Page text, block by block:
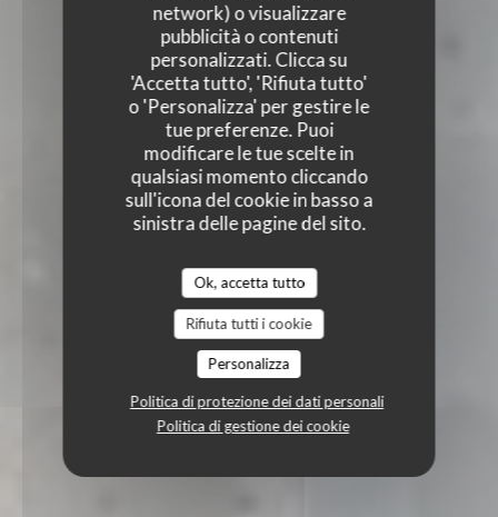
network) o visualizzare
pubblicità o contenuti
personalizzati. Clicca su
'Accetta tutto', 'Rifiuta tutto'
o 'Personalizza' per gestire le
tue preferenze. Puoi
modificare le tue scelte in
qualsiasi momento cliccando
sull'icona del cookie in basso a
sinistra delle pagine del sito.
Ok, accetta tutto
Rifiuta tutti i cookie
Personalizza
Politica di protezione dei dati personali
Politica di gestione dei cookie